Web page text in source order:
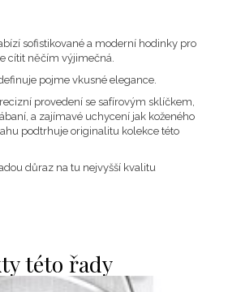
sofistikované a moderní hodinky pro
cítit něčím výjimečná.
pojme vkusné elegance.
provedení se safírovým sklíčkem,
a zajímavé uchycení jak koženého
podtrhuje originalitu kolekce této
důraz na tu nejvyšší kvalitu
této řady